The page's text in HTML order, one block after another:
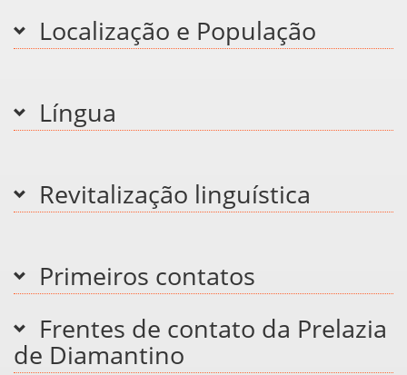
Localização e População
Língua
Revitalização linguística
Primeiros contatos
Frentes de contato da Prelazia
de Diamantino